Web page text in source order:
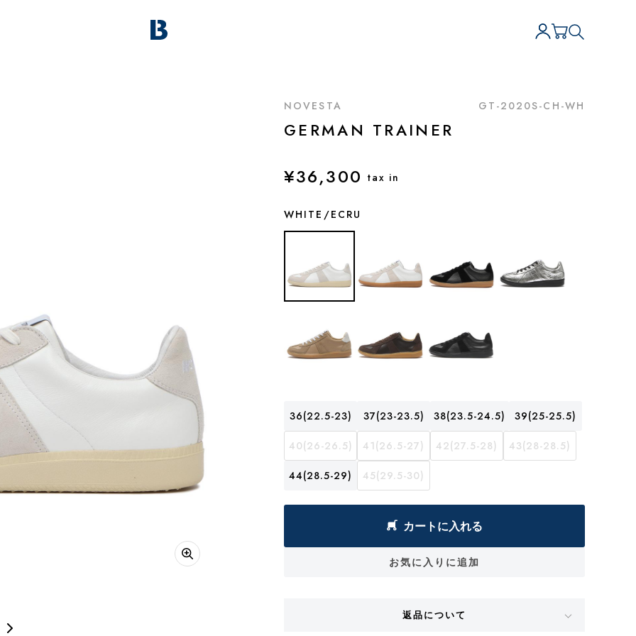
NOVESTA GT-2020S-CH-WH
GERMAN TRAINER
¥36,300 tax in
WHITE/ECRU
36(22.5-23) 37(23-23.5) 38(23.5-24.5) 39(25-25.5)
40(26-26.5) 41(26.5-27) 42(27.5-28) 43(28-28.5)
44(28.5-29) 45(29.5-30)
カートに入れる
お気に入りに追加
返品について